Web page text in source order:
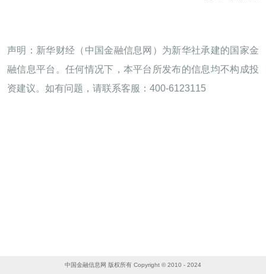
声明：新华财经（中国金融信息网）为新华社承建的国家金
融信息平台。任何情况下，本平台所发布的信息均不构成投
资建议。如有问题，请联系客服：400-6123115
中国金融信息网 版权所有 Copyright © 2010 - 2024